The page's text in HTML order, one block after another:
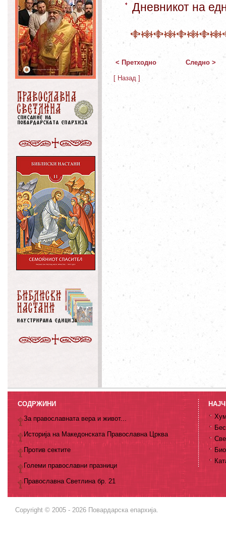
Дневникот на
< Претходно Следно >
[ Назад ]
СОДРЖИНИ
За православната вера и живот...
Историја на Македонската Православна Црква
Против сектите
Големи православни празници
Православна Светлина бр. 21
Copyright © 2005 - 2026 Повардарска епархија.